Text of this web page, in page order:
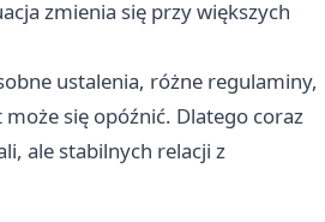
zmienia się przy większych
ustalenia, różne regulaminy,
się opóźnić. Dlatego coraz
ale stabilnych relacji z